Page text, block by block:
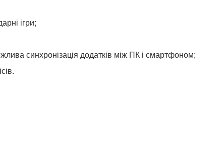
ігри;
синхронізація додатків між ПК і смартфоном;